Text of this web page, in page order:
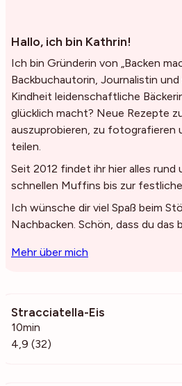
Hallo, ich bin Kathrin!
Ich bin Gründerin von „Backen
Backbuchautorin, Journalistin
Kindheit leidenschaftliche
glücklich macht? Neue Rezepte
auszuprobieren, zu fotografieren
teilen.
Seit 2012 findet ihr hier alles rund
schnellen Muffins bis zur
Ich wünsche dir viel Spaß beim
Nachbacken. Schön, dass du das
Mehr über mich
Stracciatella-Eis
10min
4,9 (32)